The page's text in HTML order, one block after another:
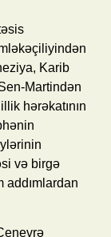
Karib
Martindən
hərəkatının
və birgə
addımlardan